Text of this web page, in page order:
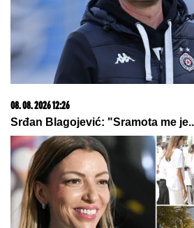
05. 08. 2026 06:45
Šta dete nasleđuje od oca, a šta
treba da znate o genetici